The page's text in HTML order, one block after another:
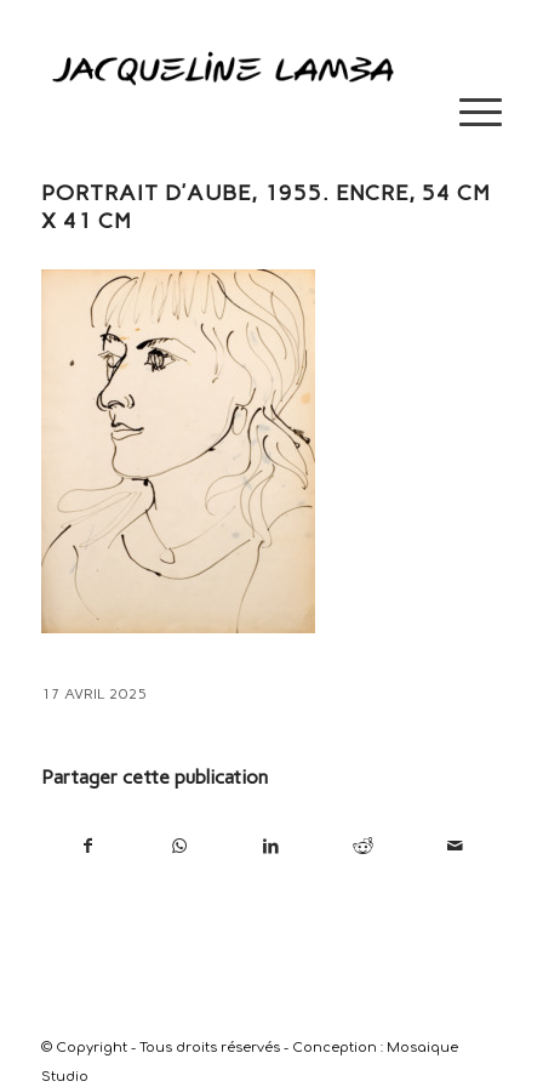
PORTRAIT D’AUBE, 1955. ENCRE, 54 CM
X 41 CM
17 AVRIL 2025
Partager cette publication
© Copyright - Tous droits réservés - Conception : Mosaique
Studio